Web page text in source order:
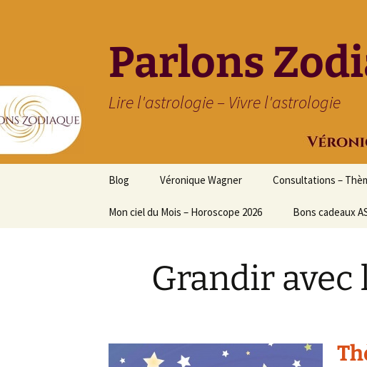
Parlons
Lire l'astrologie – Vivre l'astrologie
contenu
Blog Véronique Wagner Consultations –
Mon ciel du Mois – Horoscope 2026 Bons cadeaux
Grandir avec